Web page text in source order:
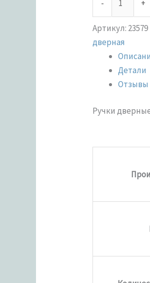
- +
Артикул: 23579
дверная
Детали
Отзывы
Ручки